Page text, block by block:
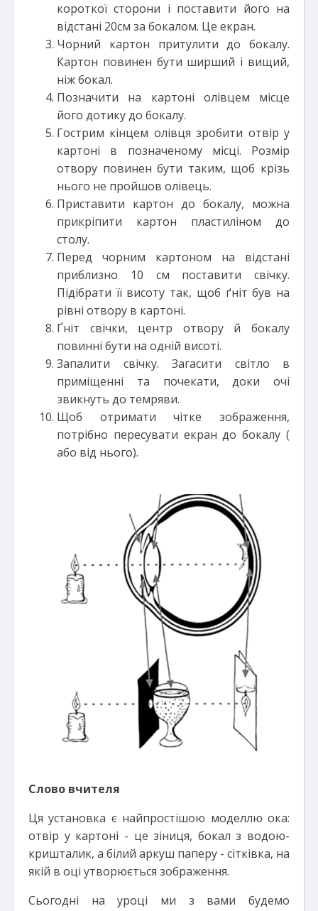
короткої сторони і поставити його на
відстані 20см за бокалом. Це екран.
Чорний картон притулити до бокалу.
Картон повинен бути ширший і вищий,
ніж бокал.
Позначити на картоні олівцем місце
його дотику до бокалу.
Гострим кінцем олівця зробити отвір у
картоні в позначеному місці. Розмір
отвору повинен бути таким, щоб крізь
нього не пройшов олівець.
Приставити картон до бокалу, можна
прикріпити картон пластиліном до
столу.
Перед чорним картоном на відстані
приблизно 10 см поставити свічку.
Підібрати її висоту так, щоб ґніт був на
рівні отвору в картоні.
Ґніт свічки, центр отвору й бокалу
повинні бути на одній висоті.
Запалити свічку. Загасити світло в
приміщенні та почекати, доки очі
звикнуть до темряви.
Щоб отримати чітке зображення,
потрібно пересувати екран до бокалу (
або від нього).
Слово вчителя
Ця установка є найпростішою моделлю ока:
отвір у картоні - це зіниця, бокал з водою-
кришталик, а білий аркуш паперу - сітківка, на
якій в оці утворюється зображення.
Сьогодні на уроці ми з вами будемо